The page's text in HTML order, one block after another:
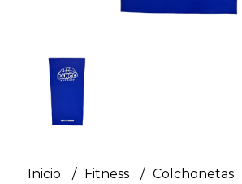
Inicio Fitness Colchonetas